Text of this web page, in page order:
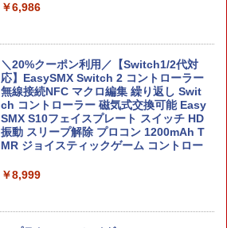
￥6,986
＼20%クーポン利用／【Switch1/2代対
応】EasySMX Switch 2 コントローラー
無線接続NFC マクロ編集 繰り返し Swit
ch コントローラー 磁気式交換可能 Easy
SMX S10フェイスプレート スイッチ HD
振動 スリープ解除 プロコン 1200mAh T
MR ジョイスティックゲーム コントロー
￥8,999